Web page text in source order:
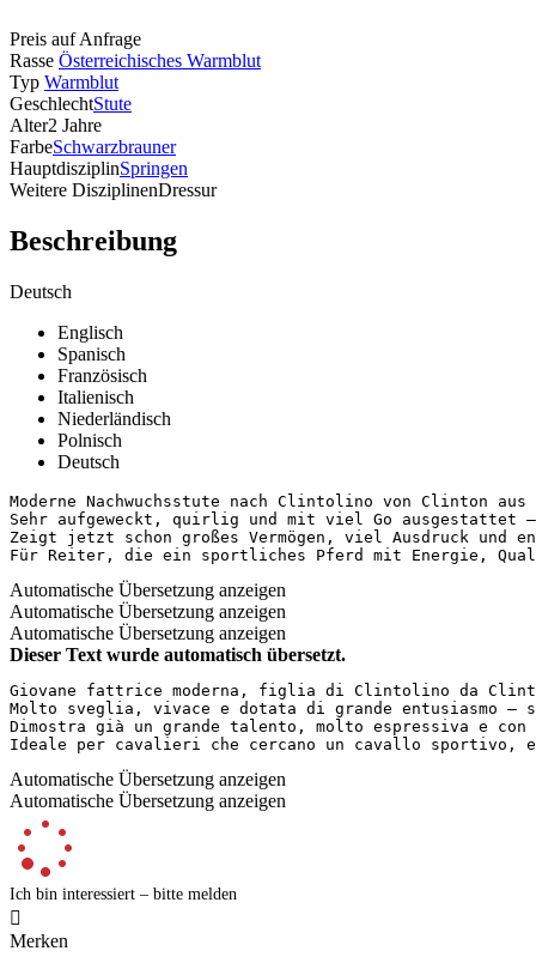
Preis auf Anfrage
Rasse Österreichisches Warmblut
Typ Warmblut
GeschlechtStute
Alter2 Jahre
FarbeSchwarzbrauner
HauptdisziplinSpringen
Weitere DisziplinenDressur
Beschreibung
Deutsch
Englisch
Spanisch
Französisch
Italienisch
Niederländisch
Polnisch
Deutsch
Moderne Nachwuchsstute nach Clintolino von Clinton
Sehr aufgeweckt, quirlig und mit viel Go ausgestattet –
Zeigt jetzt schon großes Vermögen, viel Ausdruck und
Für Reiter, die ein sportliches Pferd mit Energie,
Automatische Übersetzung anzeigen
Automatische Übersetzung anzeigen
Automatische Übersetzung anzeigen
Dieser Text wurde automatisch übersetzt.
Giovane fattrice moderna, figlia di Clintolino da
Molto sveglia, vivace e dotata di grande entusiasmo
Dimostra già un grande talento, molto espressiva e
Ideale per cavalieri che cercano un cavallo sportivo,
Automatische Übersetzung anzeigen
Automatische Übersetzung anzeigen
Ich bin interessiert – bitte melden

Merken